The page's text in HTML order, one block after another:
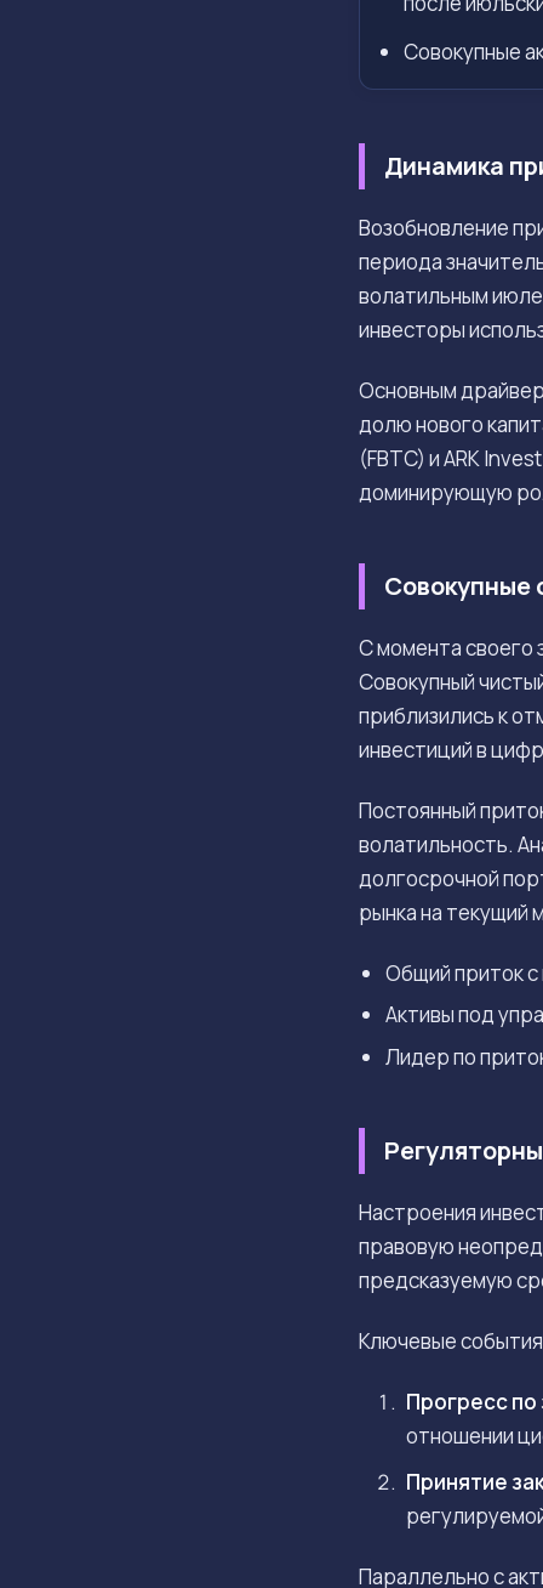
Совокупные
Динамика
Возобновление
периода
волатильным
инвесторы
Основным
долю нового
(FBTC) и ARK
доминирующую
Совокупные
С момента своего
Совокупный
приблизились к
инвестиций в
Постоянный
волатильность.
долгосрочной
рынка на текущий
Общий приток
Активы под
Лидер по
Настроения
правовую
предсказуемую
Ключевые
Прогресс по
отношении
Принятие
Параллельно с